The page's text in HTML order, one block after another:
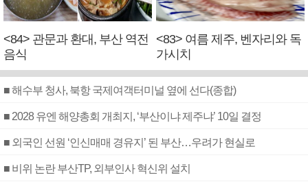
<84> 관문과 환대, 부산 역전
음식
<83> 여름 제주, 벤자리와 독
가시치
■ 해수부 청사, 북항 국제여객터미널 옆에 선다(종합)
■ 2028 유엔 해양총회 개최지, ‘부산이냐 제주냐’ 10일 결정
■ 외국인 선원 ‘인신매매 경유지’ 된 부산…우려가 현실로
■ 비위 논란 부산TP, 외부인사 혁신위 설치